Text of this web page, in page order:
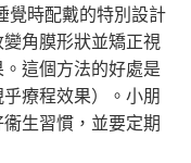
時配戴的特別設計
角膜形狀並矯正視
這個方法的好處是
療程效果）。小朋
生習慣，並要定期